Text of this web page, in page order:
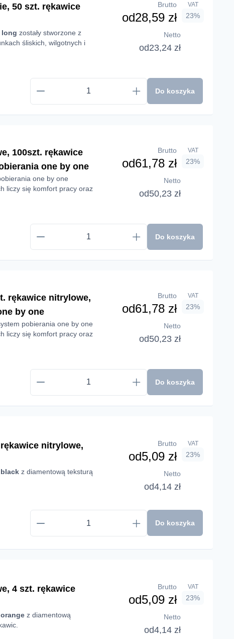
50 szt. rękawice
longzostały stworzone z
śliskich, wilgotnych i
Brutto
od28,59 zł
VAT
23%
Netto
od23,24 zł
Do koszyka
100szt. rękawice
one by one
one by one
liczy się komfort pracy oraz
Brutto
od61,78 zł
VAT
23%
Netto
od50,23 zł
Do koszyka
rękawice nitrylowe,
by one
pobierania one by one
liczy się komfort pracy oraz
Brutto
od61,78 zł
VAT
23%
Netto
od50,23 zł
Do koszyka
nitrylowe,
black z diamentową teksturą
Brutto
od5,09 zł
VAT
23%
Netto
od4,14 zł
Do koszyka
4 szt. rękawice
orange z diamentową
Brutto
od5,09 zł
VAT
23%
Netto
od4,14 zł